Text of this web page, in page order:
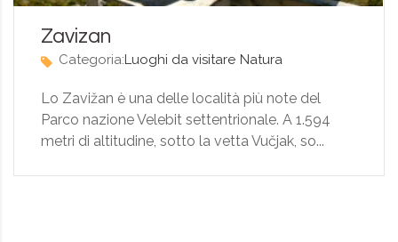
Zavizan
Categoria:Luoghi da visitare Natura
Lo Zavižan è una delle località più note del
Parco nazione Velebit settentrionale. A 1.594
metri di altitudine, sotto la vetta Vučjak, so...